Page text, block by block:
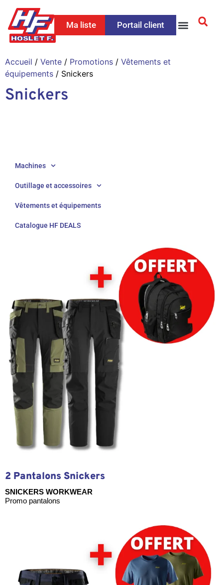
Ma liste Portail client
Accueil / Vente / Promotions / Vêtements et
équipements / Snickers
Snickers
Machines
Outillage et accessoires
Vêtements et équipements
Catalogue HF DEALS
2 Pantalons Snickers
SNICKERS WORKWEAR
Promo pantalons